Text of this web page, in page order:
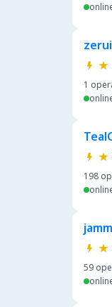
zerui
1
198
59